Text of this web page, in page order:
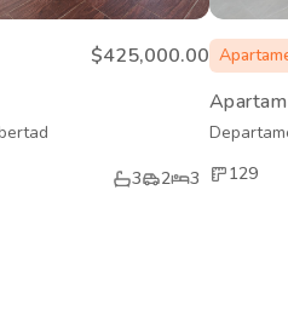
$425,000.00
3 2 3
129